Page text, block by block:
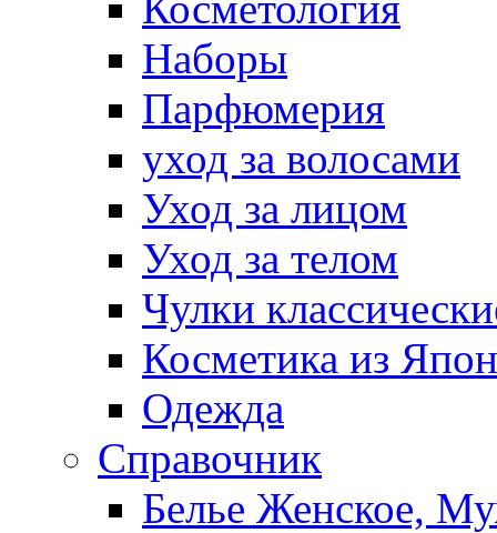
Наборы
Парфюмерия
уход за волосами
Уход за лицом
Уход за телом
Чулки
Косметика из
Одежда
Справочник
Белье Женское,